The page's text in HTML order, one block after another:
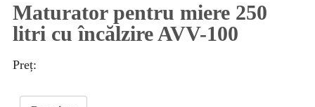
Maturator pentru miere 250
litri cu încălzire AVV-100
Preț: